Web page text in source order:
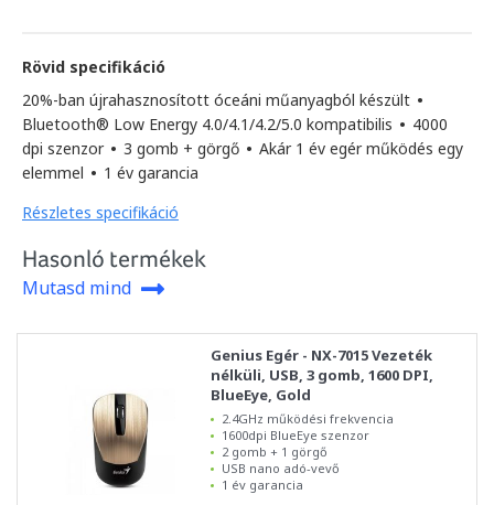
Rövid specifikáció
20%-ban újrahasznosított óceáni műanyagból készült •
Bluetooth® Low Energy 4.0/4.1/4.2/5.0 kompatibilis • 4000
dpi szenzor • 3 gomb + görgő • Akár 1 év egér működés egy
elemmel • 1 év garancia
Részletes specifikáció
Hasonló termékek
Mutasd mind
Genius Egér - NX-7015 Vezeték
nélküli, USB, 3 gomb, 1600 DPI,
BlueEye, Gold
2.4GHz működési frekvencia
1600dpi BlueEye szenzor
2 gomb + 1 görgő
USB nano adó-vevő
1 év garancia